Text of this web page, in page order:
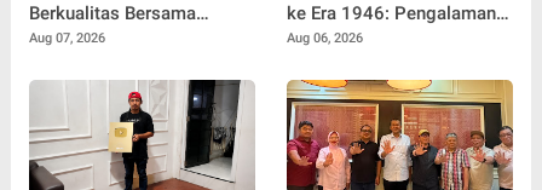
Berkualitas Bersama
SEOBITT untuk
Aug 07, 2026
ke Era 1946: Pengalaman
Magang Radityo Kusuma
Props dalam Film 'Fajar
Sebelum Merah'
Aug 06, 2026